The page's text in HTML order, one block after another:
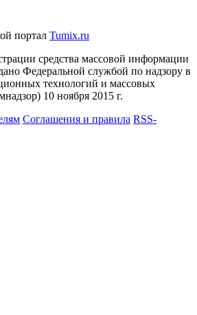
портал Tumix.ru
средства массовой информации
Федеральной службой по надзору в
технологий и массовых
10 ноября 2015 г.
Соглашения и правила RSS-